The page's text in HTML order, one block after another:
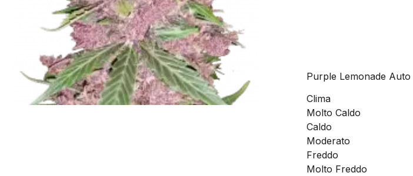
Purple Lemonade Auto
Clima
Molto Caldo
Caldo
Moderato
Freddo
Molto Freddo